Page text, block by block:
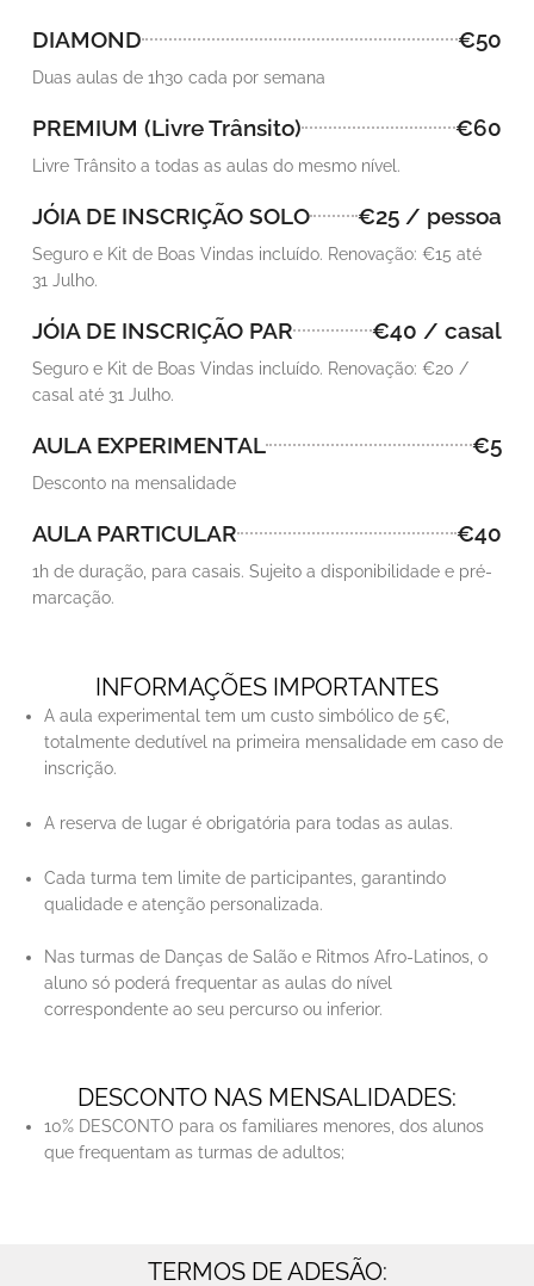
DIAMOND €50
Duas aulas de 1h30 cada por semana
PREMIUM (Livre Trânsito) €60
Livre Trânsito a todas as aulas do mesmo nível.
JÓIA DE INSCRIÇÃO SOLO €25 / pessoa
Seguro e Kit de Boas Vindas incluído. Renovação: €15 até
31 Julho.
JÓIA DE INSCRIÇÃO PAR €40 / casal
Seguro e Kit de Boas Vindas incluído. Renovação: €20 /
casal até 31 Julho.
AULA EXPERIMENTAL €5
Desconto na mensalidade
AULA PARTICULAR €40
1h de duração, para casais. Sujeito a disponibilidade e pré-
marcação.
INFORMAÇÕES IMPORTANTES
A aula experimental tem um custo simbólico de 5€,
totalmente dedutível na primeira mensalidade em caso de
inscrição.
A reserva de lugar é obrigatória para todas as aulas.
Cada turma tem limite de participantes, garantindo
qualidade e atenção personalizada.
Nas turmas de Danças de Salão e Ritmos Afro-Latinos, o
aluno só poderá frequentar as aulas do nível
correspondente ao seu percurso ou inferior.
DESCONTO NAS MENSALIDADES:
10% DESCONTO para os familiares menores, dos alunos
que frequentam as turmas de adultos;
TERMOS DE ADESÃO: